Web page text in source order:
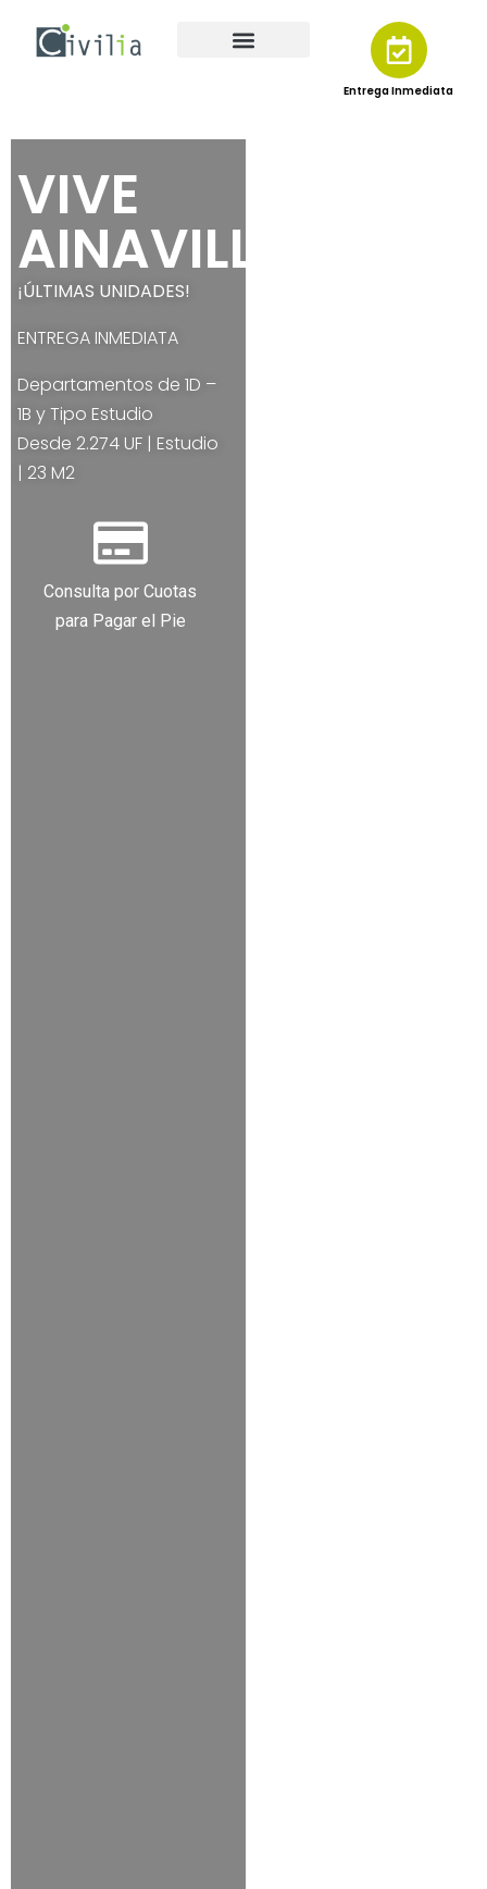
Entrega Inmediata
VIVE
AINAVILLO
¡ÚLTIMAS UNIDADES!
ENTREGA INMEDIATA
Departamentos de 1D –
1B y Tipo Estudio
Desde 2.274 UF | Estudio
| 23 M2
Consulta por Cuotas
para Pagar el Pie​